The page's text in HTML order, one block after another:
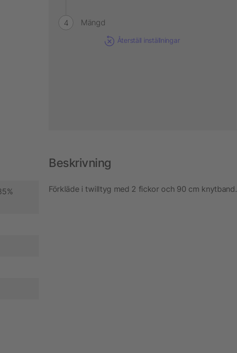
Mängd
Återställ inställningar
Beskrivning
Förkläde i twilltyg med 2 fickor och 90 cm knytband.